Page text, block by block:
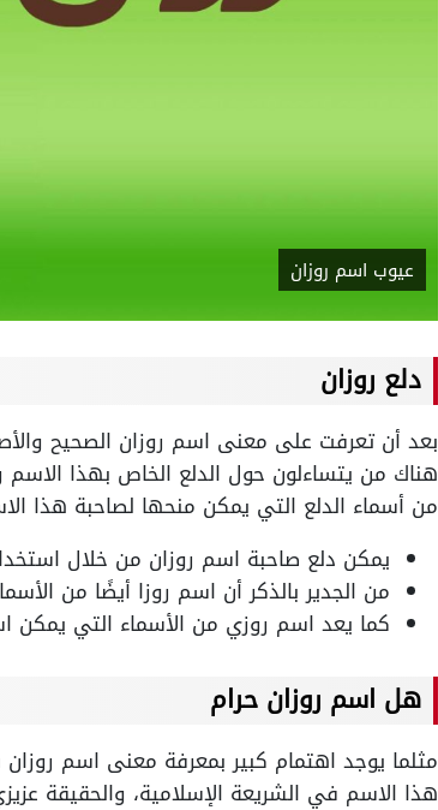
عيوب اسم روزان
دلع روزان
بعد أن تعرفت على معنى اسم روزان الصحيح
هناك من يتساءلون حول الدلع الخاص بهذا
من أسماء الدلع التي يمكن منحها لصاحبة هذا
يمكن دلع صاحبة اسم روزان من خلال
من الجدير بالذكر أن اسم روزا أيضًا من
كما يعد اسم روزي من الأسماء التي
هل اسم روزان حرام
مثلما يوجد اهتمام كبير بمعرفة معنى اسم
هذا الاسم في الشريعة الإسلامية، والحقيقة